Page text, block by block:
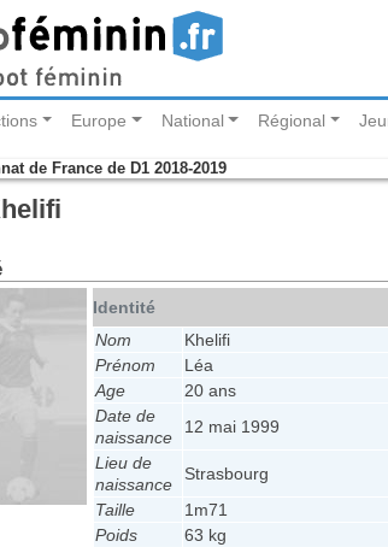
Europe National Régional
de France de D1 2018-2019
Identité
Nom
Khelifi
Prénom
Léa
Age
20 ans
Date de
naissance
12 mai 1999
Lieu de
naissance
Strasbourg
Taille
1m71
Poids
63 kg